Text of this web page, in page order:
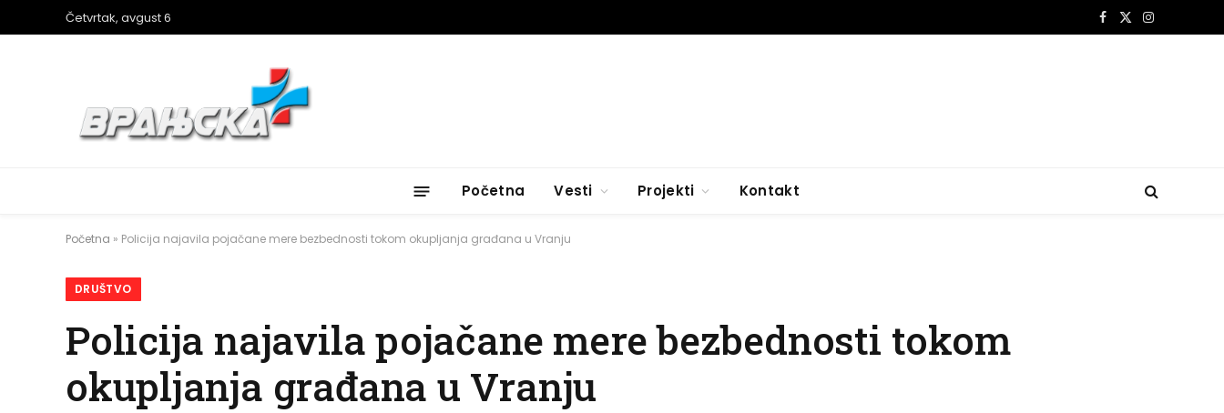
Četvrtak, avgust 6 Facebook
X
Instagram
Početna Vesti Projekti Kontakt
Početna » Policija najavila pojačane mere bezbednosti tokom okupljanja građana u Vranju
DRUŠTVO
Policija najavila pojačane mere bezbednosti tokom
okupljanja građana u Vranju